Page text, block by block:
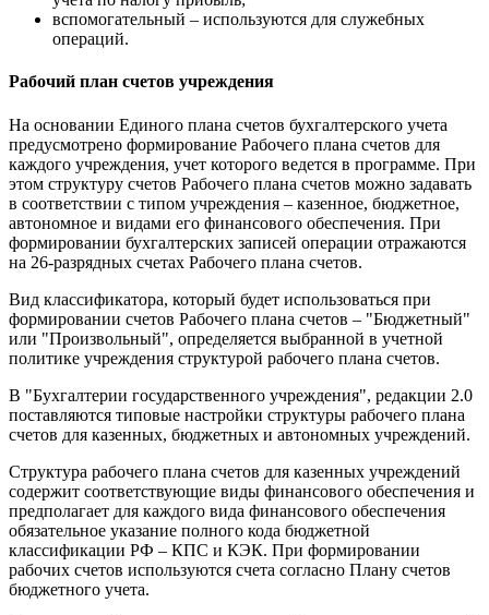
вспомогательный – используются для служебных
операций.
Рабочий план счетов учреждения
На основании Единого плана счетов бухгалтерского учета
предусмотрено формирование Рабочего плана счетов для
каждого учреждения, учет которого ведется в программе. При
этом структуру счетов Рабочего плана счетов можно задавать
в соответствии с типом учреждения – казенное, бюджетное,
автономное и видами его финансового обеспечения. При
формировании бухгалтерских записей операции отражаются
на 26-разрядных счетах Рабочего плана счетов.
Вид классификатора, который будет использоваться при
формировании счетов Рабочего плана счетов – "Бюджетный"
или "Произвольный", определяется выбранной в учетной
политике учреждения структурой рабочего плана счетов.
В "Бухгалтерии государственного учреждения", редакции 2.0
поставляются типовые настройки структуры рабочего плана
счетов для казенных, бюджетных и автономных учреждений.
Структура рабочего плана счетов для казенных учреждений
содержит соответствующие виды финансового обеспечения и
предполагает для каждого вида финансового обеспечения
обязательное указание полного кода бюджетной
классификации РФ – КПС и КЭК. При формировании
рабочих счетов используются счета согласно Плану счетов
бюджетного учета.